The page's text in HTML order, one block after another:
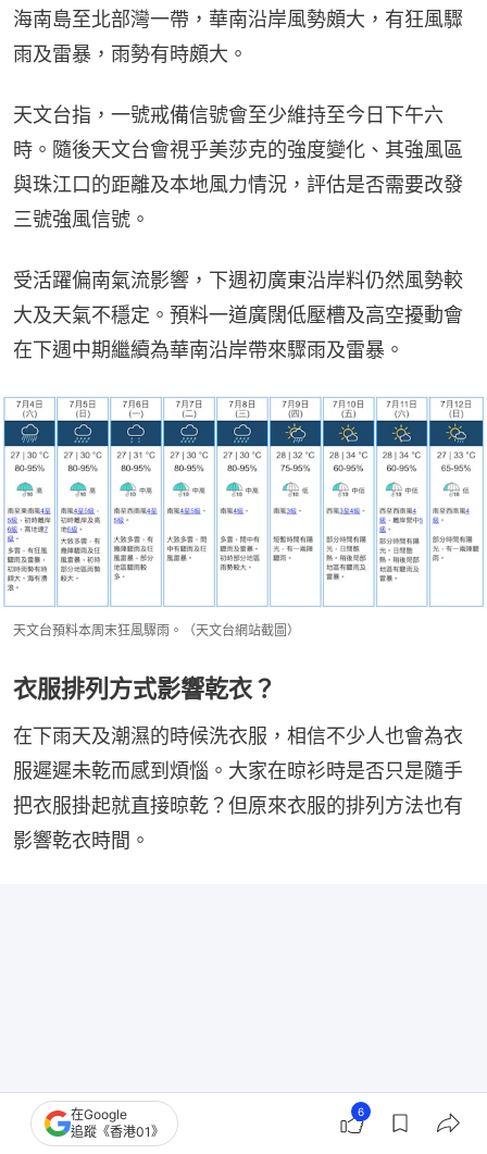
海南島至北部灣一帶，華南沿岸風勢頗大，有狂風驟
雨及雷暴，雨勢有時頗大。
天文台指，一號戒備信號會至少維持至今日下午六
時。隨後天文台會視乎美莎克的強度變化、其強風區
與珠江口的距離及本地風力情況，評估是否需要改發
三號強風信號。
受活躍偏南氣流影響，下週初廣東沿岸料仍然風勢較
大及天氣不穩定。預料一道廣闊低壓槽及高空擾動會
在下週中期繼續為華南沿岸帶來驟雨及雷暴。
天文台預料本周末狂風驟雨。（天文台網站截圖）
衣服排列方式影響乾衣？
在下雨天及潮濕的時候洗衣服，相信不少人也會為衣
服遲遲未乾而感到煩惱。大家在晾衫時是否只是隨手
把衣服掛起就直接晾乾？但原來衣服的排列方法也有
影響乾衣時間。
在Google
追蹤《香港01》
6